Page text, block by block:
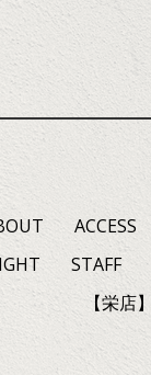
ACCESS
STAFF
【栄店